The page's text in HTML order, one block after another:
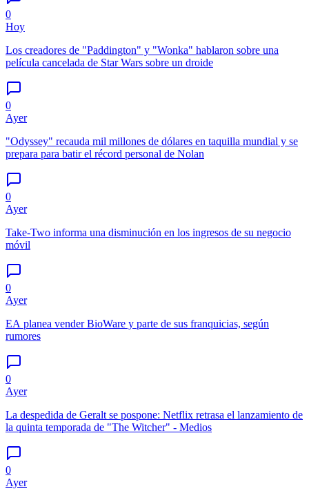
0
Hoy
Los creadores de "Paddington" y "Wonka" hablaron sobre una
película cancelada de Star Wars sobre un droide
0
Ayer
"Odyssey" recauda mil millones de dólares en taquilla mundial y se
prepara para batir el récord personal de Nolan
0
Ayer
Take-Two informa una disminución en los ingresos de su negocio
móvil
0
Ayer
EA planea vender BioWare y parte de sus franquicias, según
rumores
0
Ayer
La despedida de Geralt se pospone: Netflix retrasa el lanzamiento de
la quinta temporada de "The Witcher" - Medios
0
Ayer